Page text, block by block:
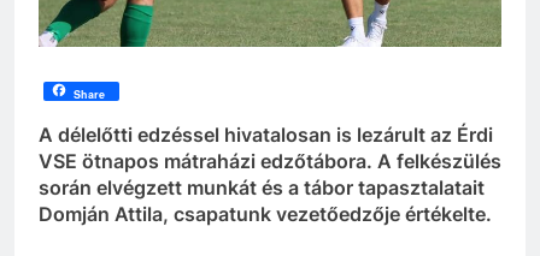
Share
A délelőtti edzéssel hivatalosan is lezárult az Érdi
VSE ötnapos mátraházi edzőtábora. A felkészülés
során elvégzett munkát és a tábor tapasztalatait
Domján Attila, csapatunk vezetőedzője értékelte.